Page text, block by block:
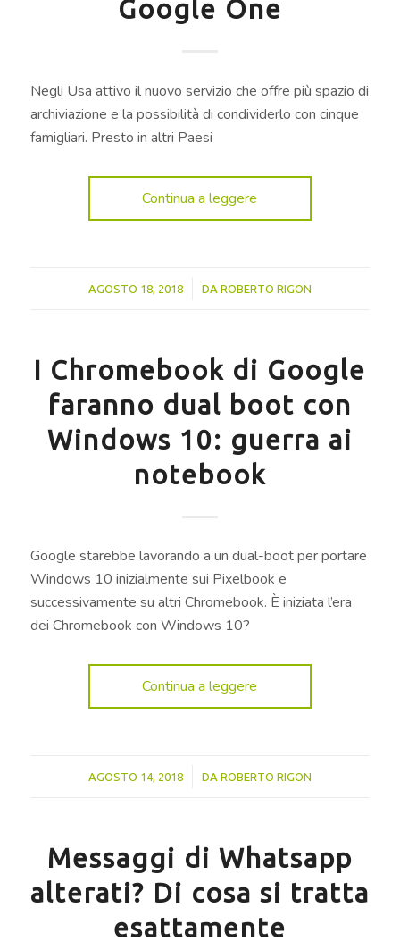
Google One
Negli Usa attivo il nuovo servizio che offre più spazio di
archiviazione e la possibilità di condividerlo con cinque
famigliari. Presto in altri Paesi
Continua a leggere
AGOSTO 18, 2018
/ DA ROBERTO RIGON
I Chromebook di Google
faranno dual boot con
Windows 10: guerra ai
notebook
Google starebbe lavorando a un dual-boot per portare
Windows 10 inizialmente sui Pixelbook e
successivamente su altri Chromebook. È iniziata l’era
dei Chromebook con Windows 10?
Continua a leggere
AGOSTO 14, 2018
/ DA ROBERTO RIGON
Messaggi di Whatsapp
alterati? Di cosa si tratta
esattamente